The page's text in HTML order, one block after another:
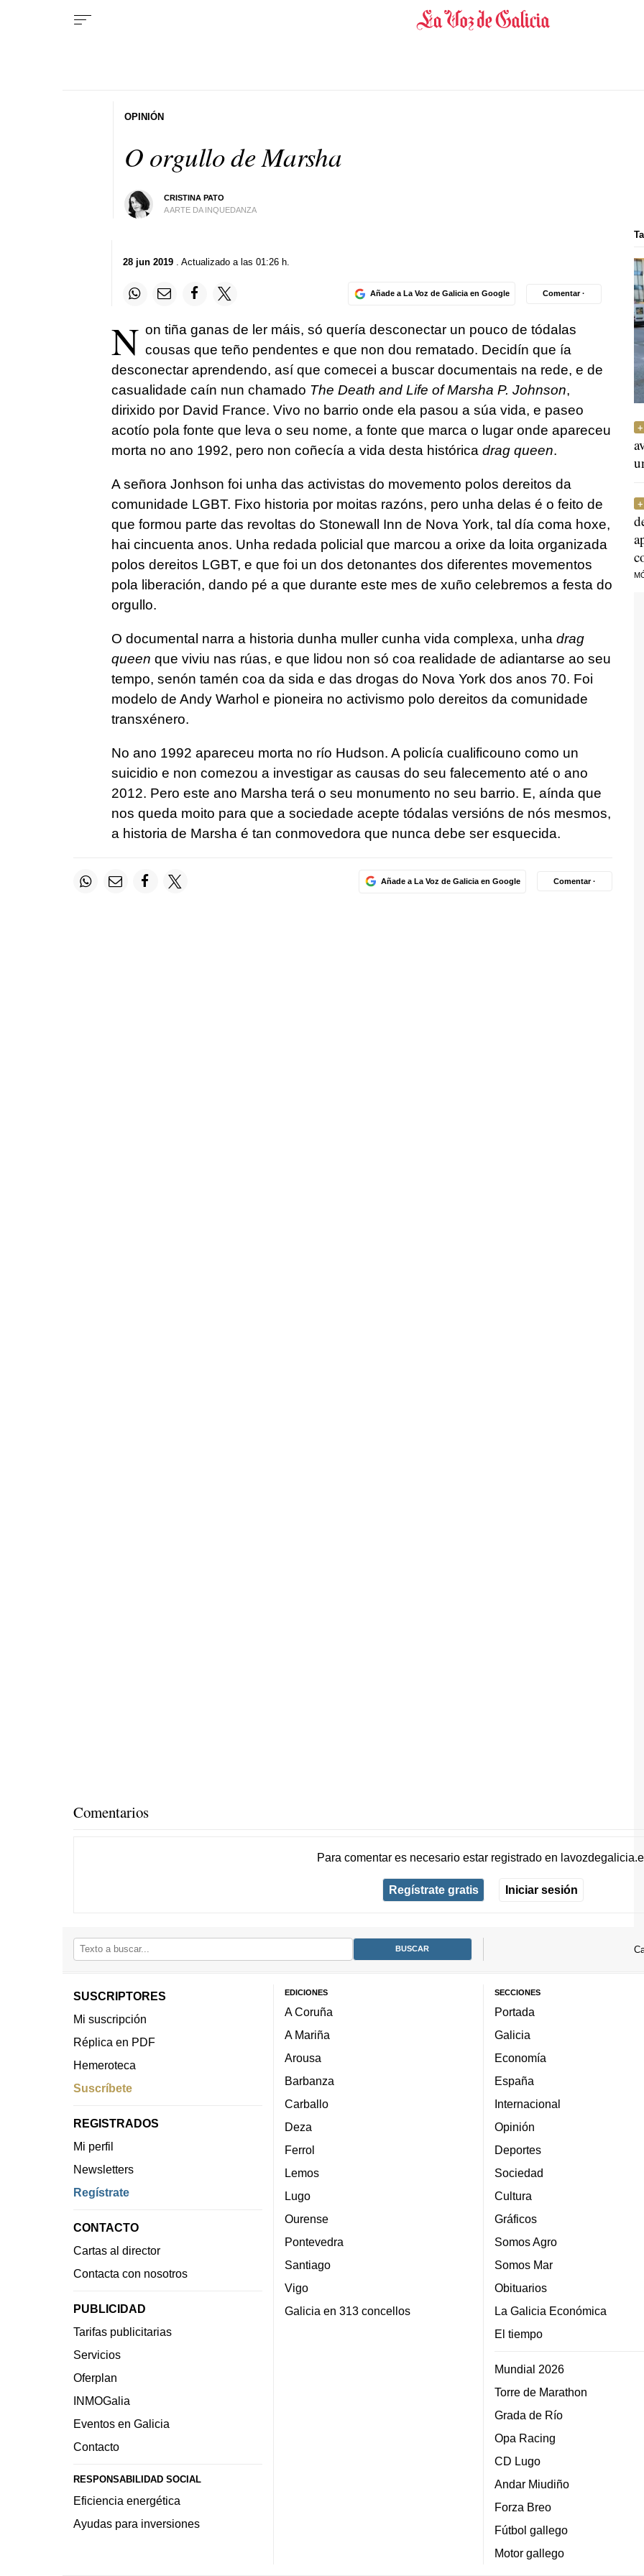
O orgullo de Marsha
CRISTINA PATO
A ARTE DA INQUEDANZA
OPINIÓN
28 jun 2019. Actualizado a las 01:26 h.
Añade a La Voz de Galicia en Google Comentar ·
N on tiña ganas de ler máis, só quería desconectar un pouco de tódalas
cousas que teño pendentes e que non dou rematado. Decidín que ía
desconectar aprendendo, así que comecei a buscar documentais na rede, e de
casualidade caín nun chamado The Death and Life of Marsha P. Johnson,
dirixido por David France. Vivo no barrio onde ela pasou a súa vida, e paseo
acotío pola fonte que leva o seu nome, a fonte que marca o lugar onde apareceu
morta no ano 1992, pero non coñecía a vida desta histórica drag queen.
A señora Jonhson foi unha das activistas do movemento polos dereitos da
comunidade LGBT. Fixo historia por moitas razóns, pero unha delas é o feito de
que formou parte das revoltas do Stonewall Inn de Nova York, tal día coma hoxe,
hai cincuenta anos. Unha redada policial que marcou a orixe da loita organizada
polos dereitos LGBT, e que foi un dos detonantes dos diferentes movementos
pola liberación, dando pé a que durante este mes de xuño celebremos a festa do
orgullo.
O documental narra a historia dunha muller cunha vida complexa, unha drag
queen que viviu nas rúas, e que lidou non só coa realidade de adiantarse ao seu
tempo, senón tamén coa da sida e das drogas do Nova York dos anos 70. Foi
modelo de Andy Warhol e pioneira no activismo polo dereitos da comunidade
transxénero.
No ano 1992 apareceu morta no río Hudson. A policía cualificouno como un
suicidio e non comezou a investigar as causas do seu falecemento até o ano
2012. Pero este ano Marsha terá o seu monumento no seu barrio. E, aínda que
nos queda moito para que a sociedade acepte tódalas versións de nós mesmos,
a historia de Marsha é tan conmovedora que nunca debe ser esquecida.
Añade a La Voz de Galicia en Google Comentar ·
Comentarios
Para comentar es necesario estar registradoen
Regístrate gratis Iniciar sesión
SUSCRIPTORES
Mi suscripción
Réplica en PDF
Hemeroteca
Suscríbete
REGISTRADOS
Mi perfil
Newsletters
Regístrate
CONTACTO
Cartas al director
Contacta con nosotros
PUBLICIDAD
Tarifas publicitarias
Servicios
Oferplan
INMOGalia
Eventos en Galicia
Contacto
RESPONSABILIDAD SOCIAL
Eficiencia energética
Ayudas para inversiones
EDICIONES
A Coruña
A Mariña
Arousa
Barbanza
Carballo
Deza
Ferrol
Lemos
Lugo
Ourense
Pontevedra
Santiago
Vigo
Galicia en 313 concellos
SECCIONES
Portada
Galicia
Economía
España
Internacional
Opinión
Deportes
Sociedad
Cultura
Gráficos
Somos Agro
Somos Mar
Obituarios
La Galicia Económica
El tiempo
Mundial 2026
Torre de Marathon
Grada de Río
Opa Racing
CD Lugo
Andar Miudiño
Forza Breo
Fútbol gallego
Motor gallego